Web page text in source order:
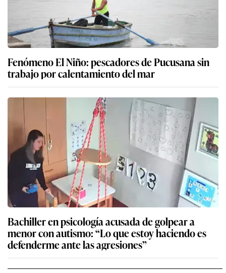
Fenómeno El Niño: pescadores de Pucusana sin
trabajo por calentamiento del mar
Bachiller en psicología acusada de golpear a
menor con autismo: “Lo que estoy haciendo es
defenderme ante las agresiones”